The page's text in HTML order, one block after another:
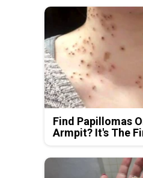
Find Papillomas
Armpit? It's The